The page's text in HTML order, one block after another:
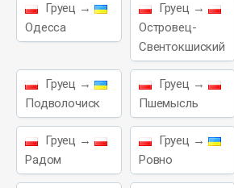
Груец →
Одесса
Груец →
Островец-
Свентокшиский
Груец →
Подволочиск
Груец →
Пшемысль
Груец →
Радом
Груец →
Ровно